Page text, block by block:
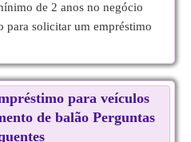
de 2 anos no negócio
para solicitar um empréstimo
para veículos
de balão Perguntas